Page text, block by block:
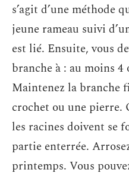
s’agit d’une méthode
jeune rameau suivi
est lié. Ensuite, vous
branche à : au moins
Maintenez la branche
crochet ou une pierre.
les racines doivent se
partie enterrée.
printemps. Vous